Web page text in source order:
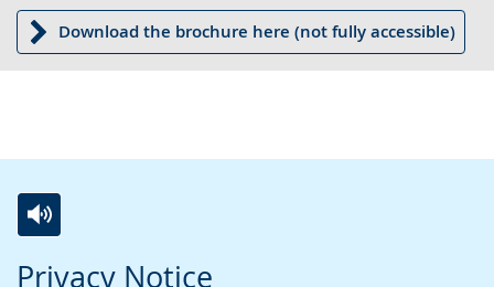
Download the brochure here (not fully accessible)
angezeigt.
Privacy Notice